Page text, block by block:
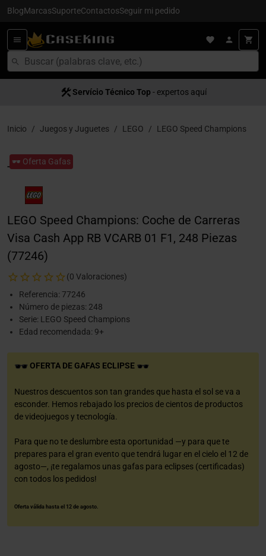
BlogMarcasSuporteContactosSeguir mi pedido
Servício Técnico Top - expertos aquí
Inicio Juegos y Juguetes LEGO LEGO Speed Champions
🕶️ Oferta Gafas
LEGO Speed Champions: Coche de Carreras
Visa Cash App RB VCARB 01 F1, 248 Piezas
(77246)
(0 Valoraciones)
Referencia: 77246
Número de piezas: 248
Serie: LEGO Speed Champions
Edad recomendada: 9+
OFERTA DE GAFAS ECLIPSE
Nuestros descuentos son tan grandes que hasta el sol se va a
esconder. Hemos rebajado los precios de cientos de productos
de videojuegos y tecnología.
Para que no te deslumbre esta oportunidad —y para que te
prepares para el gran evento que tendrá lugar en el cielo el 12 de
agosto—, ¡te regalamos unas gafas para eclipses (certificadas)
con todos los pedidos!
Oferta válida hasta el 12 de agosto.